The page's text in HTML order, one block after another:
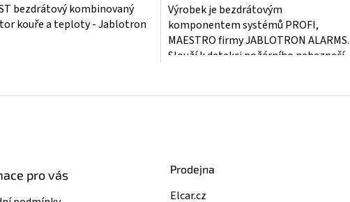
bezdrátový kombinovaný
kouře a teploty - Jablotron
Výrobek je bezdrátovým
komponentem systémů PROFI,
MAESTRO firmy JABLOTRON ALARMS.
Slouží k detekci požárního nebezpečí
v
pro vás
Prodejna
Elcar.cz